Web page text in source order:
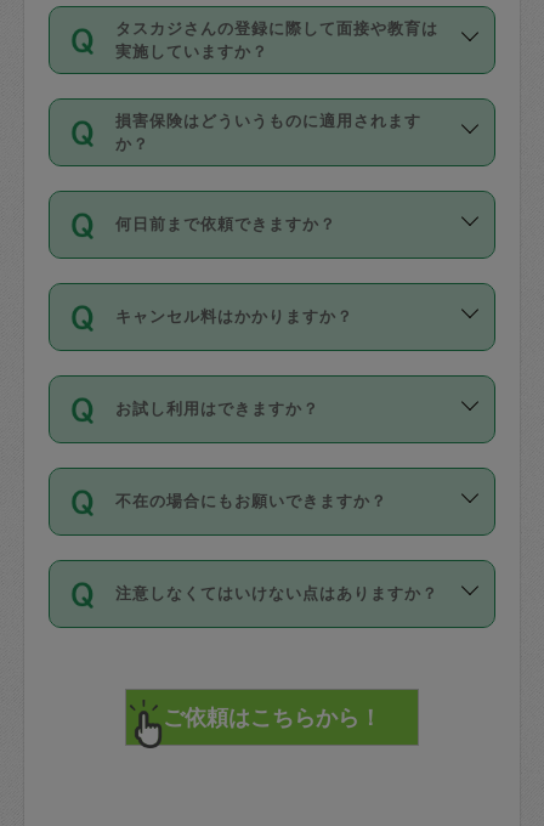
動計算で表示されます。
開始時間を２時間前後変更することが可
能です。依頼送信後、個別にタスカジさ
んにメッセージを送り調整してくださ
い。ただし、２時間を越えての調整はで
時間も被らない場合、損害保険の対象外
する前にタスカジさんのプロフィールで
確認してください。
基本的に、高所での作業や危険作業、屋
外での作業は対象外です。
主婦として長年の家事経験をお持ちの
方、栄養士・調理師といった資格者で保
育園や学校の給食やレストランで料理関
係の専門職に従事されていた方、日本で
すでにハウスキーパーや英語の先生とし
てお仕事をしているフィリピン出身の
社員など様々なバックグラウンドの方が
登録しています。
日本語も話せる方など様々です。
ールに記載していますので、各自の得意
を依頼してください。
タスカジさんの登録に際して面接や教育は
実施していますか？
応募の際に、各自事務局との面接と説明
を行っています。その後、身分証明書の
写真提出をしていただいています。外国
確認しています。タスカジさんトレーニ
ング動画を使ったセルフトレーニングの
現場トライアルを受け、合格したタスカ
ジさんが活動されています。
※テストセンターの講評は１件目のレビュ
参考
【詳細】タスカジさんの登録に際
損害保険はどういうものに適用されます
か？
依頼者とタスカジさんとの間でタスカジ
を通して成立した作業時間内での作業に
適用されます。作業範囲は、掃除、洗
です。作業中に物を壊したり、人にけが
をさせたりした場合が対象で、補償金額
す。
写真を撮り、
詳細FAQ：
損害賠償保険について教えて
何日前まで依頼できますか？
ご依頼は、現在を起点に3日後（72時間
以降）の日時から受付可能となっていま
す。
タスカジさんへ「募集」をかけることが
可能です。
キャンセル料はかかりますか？
キャンセル料には、以下の2種類がありま
す。
1. 直前キャンセル（定期、スポット契約
共通）
72時間を超える※と、以下のキャンセル
料が発生します。
直前キャンセル料：
72時間前〜24時間前＝依頼料金の50%
お試し利用はできますか？
「お試し利用」というメニューはありま
せんが、「一回のみ」依頼を活用するこ
とによって、気に入ったタスカジさんを
まず、条件の合う気になるタスカジさ
みてください。
その後、一番気に入ったタスカジさんに
不在の場合にもお願いできますか？
不在の場合の作業はタスカジさんの同意
が必要です。数回の依頼ののち、タスカ
ジさんと依頼者の間で十分な信頼関係が
てください。
不在時に部屋に入るためにタスカジさん
注意しなくてはいけない点はありますか？
で、必ず鍵のかかるロッカーや金庫に入
れて依頼者の責任の元管理するよう心掛
けてください。